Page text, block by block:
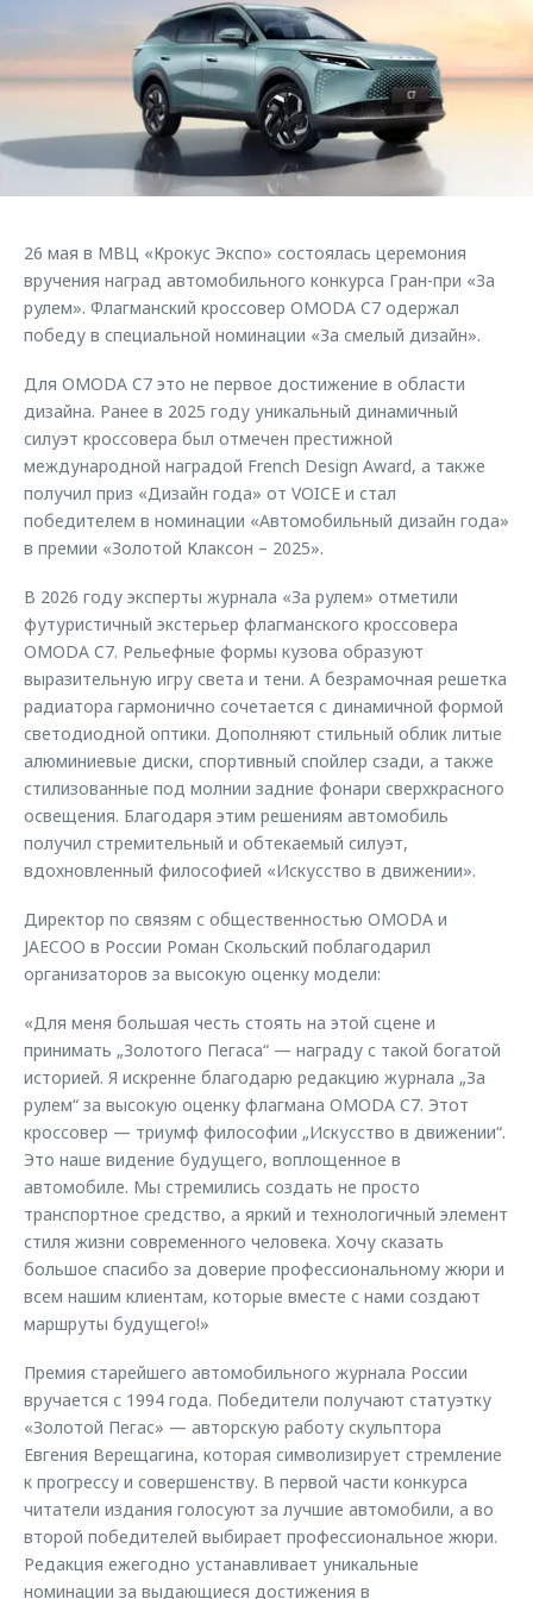
Кредитный калькулятор
Одежда и сувениры
Оригинальные аксессуары
Трейд-ин
Калькулятор трейд-ин
Клиентская поддержка
O&J Автоклуб
Клуб владельцев OMODA
Приложение O&J
Аксессуары
Оригинальные аксессуары
Запчасти
Обратная связь
26 мая в МВЦ «Крокус Экспо» состоялась церемония
вручения наград автомобильного конкурса Гран-при «За
рулем». Флагманский кроссовер OMODA C7 одержал
победу в специальной номинации «За смелый дизайн».
Для OMODA C7 это не первое достижение в области
дизайна. Ранее в 2025 году уникальный динамичный
силуэт кроссовера был отмечен престижной
международной наградой French Design Award, а также
получил приз «Дизайн года» от VOICE и стал
победителем в номинации «Автомобильный дизайн года»
в премии «Золотой Клаксон – 2025».
В 2026 году эксперты журнала «За рулем» отметили
футуристичный экстерьер флагманского кроссовера
OMODA C7. Рельефные формы кузова образуют
выразительную игру света и тени. А безрамочная решетка
радиатора гармонично сочетается с динамичной формой
светодиодной оптики. Дополняют стильный облик литые
алюминиевые диски, спортивный спойлер сзади, а также
стилизованные под молнии задние фонари сверхкрасного
освещения. Благодаря этим решениям автомобиль
получил стремительный и обтекаемый силуэт,
вдохновленный философией «Искусство в движении».
Директор по связям с общественностью OMODA и
JAECOO в России Роман Скольский поблагодарил
организаторов за высокую оценку модели:
«Для меня большая честь стоять на этой сцене и
принимать „Золотого Пегаса“ — награду с такой богатой
историей. Я искренне благодарю редакцию журнала „За
рулем“ за высокую оценку флагмана OMODA C7. Этот
кроссовер — триумф философии „Искусство в движении“.
Это наше видение будущего, воплощенное в
автомобиле. Мы стремились создать не просто
транспортное средство, а яркий и технологичный элемент
стиля жизни современного человека. Хочу сказать
большое спасибо за доверие профессиональному жюри и
всем нашим клиентам, которые вместе с нами создают
маршруты будущего!»
Премия старейшего автомобильного журнала России
вручается с 1994 года. Победители получают статуэтку
«Золотой Пегас» — авторскую работу скульптора
Евгения Верещагина, которая символизирует стремление
к прогрессу и совершенству. В первой части конкурса
читатели издания голосуют за лучшие автомобили, а во
второй победителей выбирает профессиональное жюри.
Редакция ежегодно устанавливает уникальные
номинации за выдающиеся достижения в